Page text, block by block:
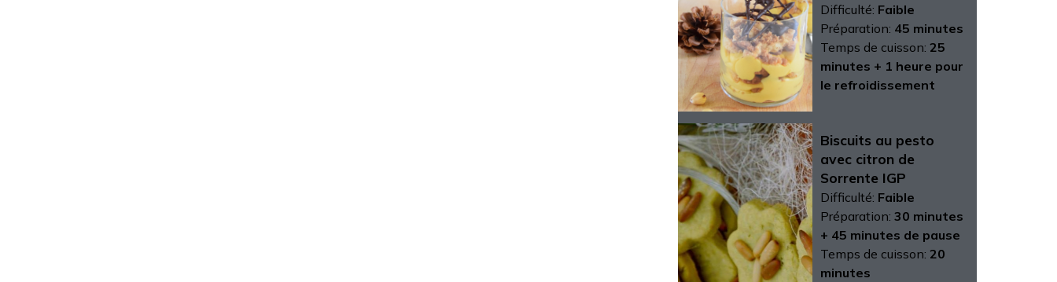
Difficulté: Faible
Préparation: 45 minutes
Temps de cuisson: 25
minutes + 1 heure pour
le refroidissement
Biscuits au pesto
avec citron de
Sorrente IGP
Difficulté: Faible
Préparation: 30 minutes
+ 45 minutes de pause
Temps de cuisson: 20
minutes